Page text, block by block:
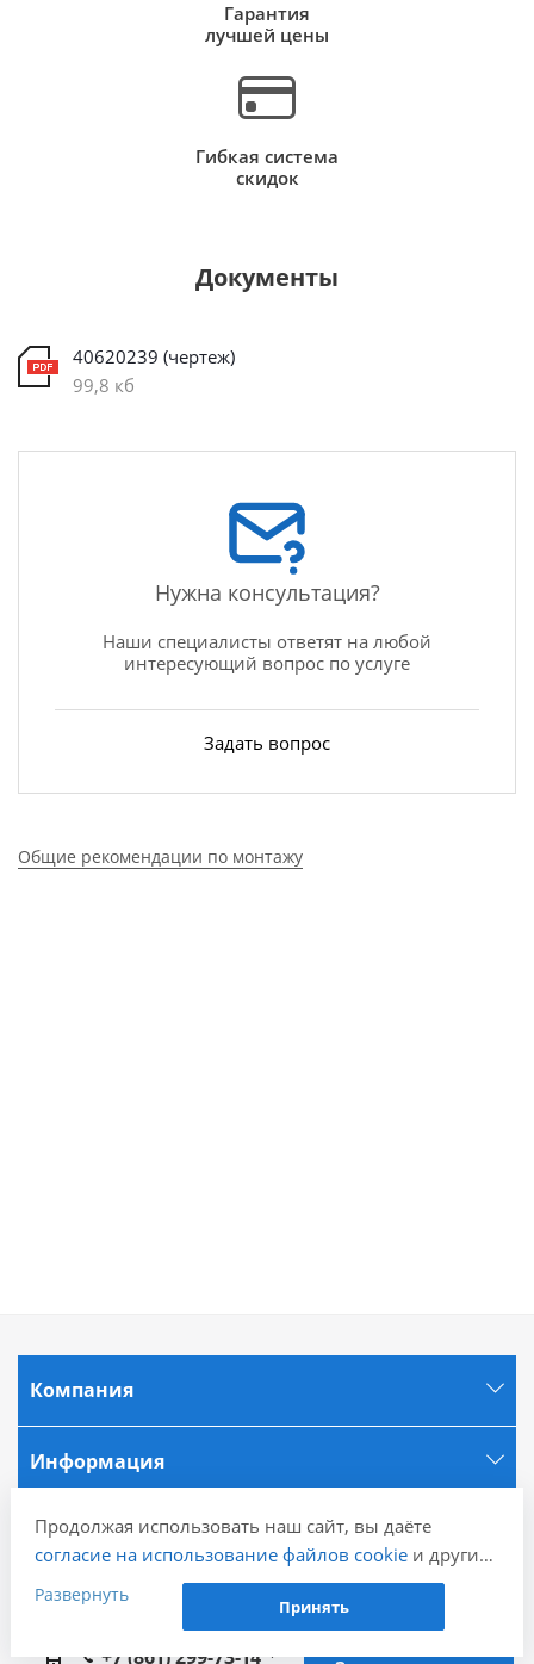
Гарантия
лучшей цены
Гибкая система
скидок
Документы
40620239 (чертеж)
99,8 кб
Нужна консультация?
Наши специалисты ответят на любой
интересующий вопрос по услуге
Задать вопрос
Общие рекомендации по монтажу
Компания
Информация
Города
Наши контакты
+7 (861) 299-73-14
Продолжая использовать наш сайт, вы даёте
согласие на использование файлов cookieи других
пользовательских данных (включая IP-адрес,
сведения о местоположении, устройстве, действиях
Развернуть
Принять